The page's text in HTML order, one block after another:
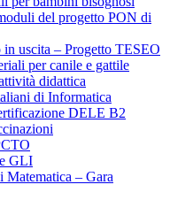
del progetto PON di
uscita – Progetto TESEO
per canile e gattile
didattica
di Informatica
DELE B2
GLI
– Gara